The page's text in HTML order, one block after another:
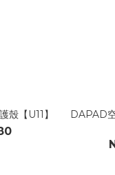
殼【U11】
DAPAD